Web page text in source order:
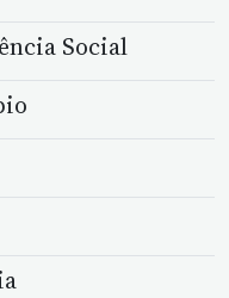
Social